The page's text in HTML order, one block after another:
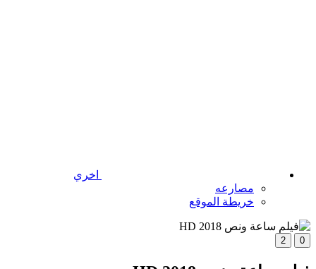
اخري
مصارعه
خريطة الموقع
0
2